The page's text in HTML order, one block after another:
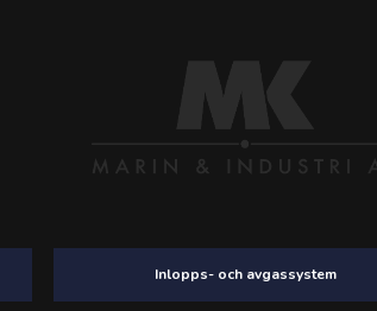
Inlopps- och avgassystem